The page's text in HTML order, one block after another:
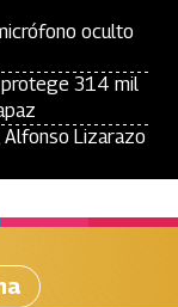
oculto
protege 314 mil
Alfonso Lizarazo